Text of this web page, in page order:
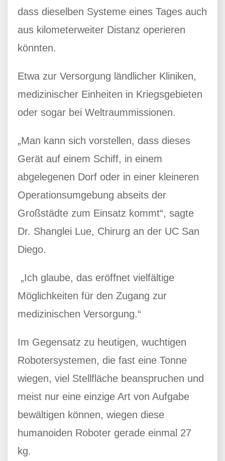
dass dieselben Systeme eines Tages auch
aus kilometerweiter Distanz operieren
könnten.
Etwa zur Versorgung ländlicher Kliniken,
medizinischer Einheiten in Kriegsgebieten
oder sogar bei Weltraummissionen.
„Man kann sich vorstellen, dass dieses
Gerät auf einem Schiff, in einem
abgelegenen Dorf oder in einer kleineren
Operationsumgebung abseits der
Großstädte zum Einsatz kommt“, sagte
Dr. Shanglei Lue, Chirurg an der UC San
Diego.
„Ich glaube, das eröffnet vielfältige
Möglichkeiten für den Zugang zur
medizinischen Versorgung.“
Im Gegensatz zu heutigen, wuchtigen
Robotersystemen, die fast eine Tonne
wiegen, viel Stellfläche beanspruchen und
meist nur eine einzige Art von Aufgabe
bewältigen können, wiegen diese
humanoiden Roboter gerade einmal 27
kg.